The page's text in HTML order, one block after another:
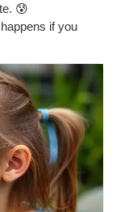
😰
if you
or even 7 days,
to hydrate.
skip it! 🚰
don-t-drink-